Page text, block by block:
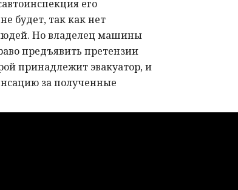
его
будет, так как нет
Но владелец машины
предъявить претензии
принадлежит эвакуатор, и
за полученные